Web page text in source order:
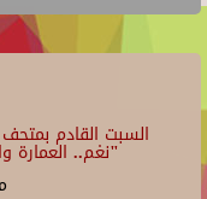
السبت القادم
"نغم.. العمارة